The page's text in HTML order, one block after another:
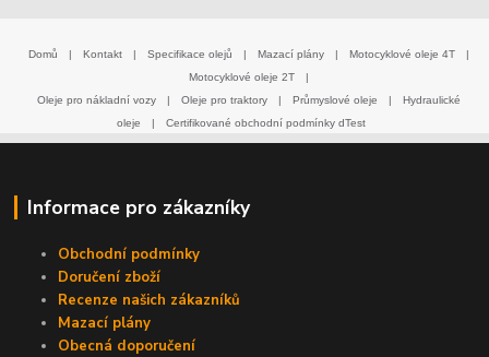
Domů | Kontakt | Specifikace olejů | Mazací plány | Motocyklové oleje 4T
|
Motocyklové oleje 2T
|
Oleje pro nákladní vozy
| Oleje pro traktory | Průmyslové oleje |
Hydraulické
oleje
| Certifikované obchodní podmínky dTest
Informace pro zákazníky
Obchodní podmínky
Doručení zboží
Recenze našich zákazníků
Mazací plány
Obecná doporučení